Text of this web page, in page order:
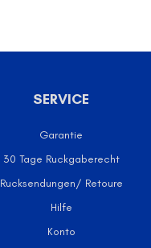
SERVICE
Garantie
30 Tage Ruckgaberecht
Rucksendungen/ Retoure
Hilfe
Konto